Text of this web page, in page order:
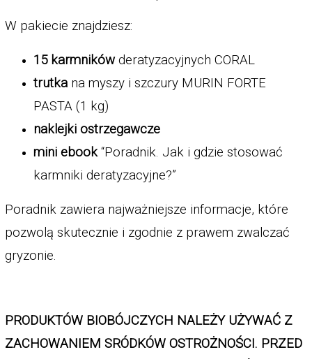
W pakiecie znajdziesz:
15 karmników deratyzacyjnych CORAL
trutka na myszy i szczury MURIN FORTE
PASTA (1 kg)
naklejki ostrzegawcze
mini ebook “Poradnik. Jak i gdzie stosować
karmniki deratyzacyjne?”
Poradnik zawiera najważniejsze informacje, które
pozwolą skutecznie i zgodnie z prawem zwalczać
gryzonie.
PRODUKTÓW BIOBÓJCZYCH NALEŻY UŻYWAĆ Z
ZACHOWANIEM SRÓDKÓW OSTROŻNOŚCI. PRZED